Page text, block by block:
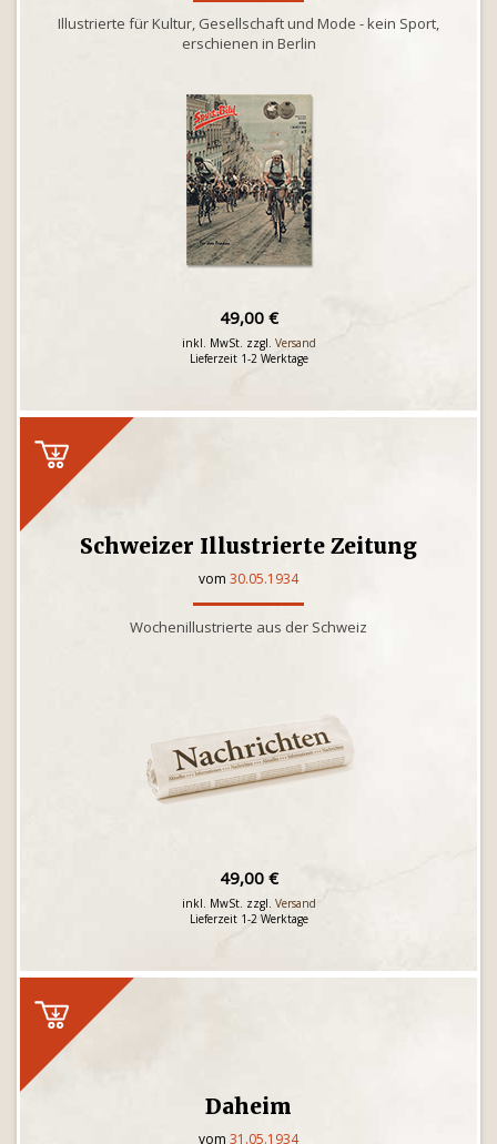
Illustrierte für Kultur, Gesellschaft und Mode - kein Sport,
erschienen in Berlin
49,00 €
inkl. MwSt. zzgl. Versand
Lieferzeit 1-2 Werktage
Schweizer Illustrierte Zeitung
vom 30.05.1934
Wochenillustrierte aus der Schweiz
49,00 €
inkl. MwSt. zzgl. Versand
Lieferzeit 1-2 Werktage
Daheim
vom 31.05.1934